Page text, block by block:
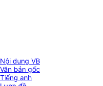
Nội dung VB
Văn bản gốc
Tiếng anh